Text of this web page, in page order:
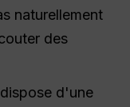
naturellement
des
d'une